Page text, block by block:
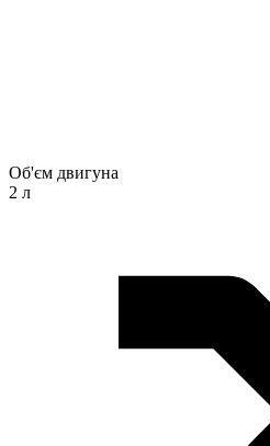
Об'єм двигуна
2 л